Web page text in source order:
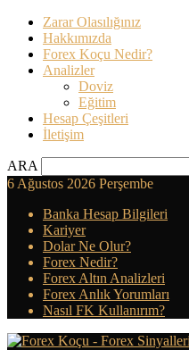
Zarar Olasılığınız
Hakkımızda
Forex Koçu Nedir?
Analizler
Doviz
Eğitim
Hesap Çeşitleri
İletişim
ARA
6 Ağustos 2026 Perşembe
Banka Hesap Bilgileri
Kariyer
Dolar Ne Olur?
Forex Nedir?
Forex Altın Analizleri
Forex Anlık Yorumları
Nasıl FK Kullanırım?